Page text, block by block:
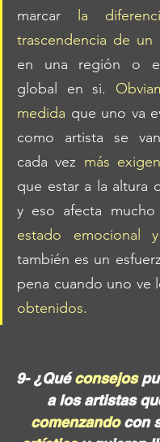
marcar
la
trascendencia de un
en una región o
global en si.
medida que uno va
como artista se
cada vez más
que estar a la altura
y eso afecta
estado emocional
también es un
pena cuando uno ve
obtenidos.
9- ¿Qué consejos
a los artistas
comenzando con